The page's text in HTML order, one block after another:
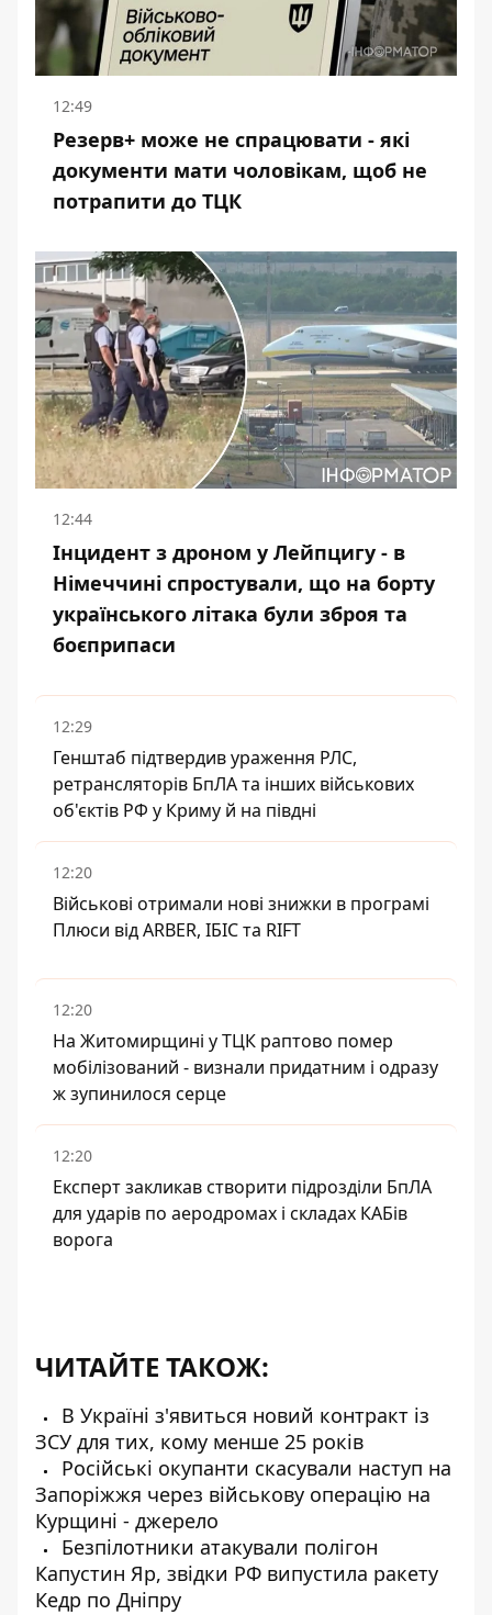
12:49
Резерв+ може не спрацювати - які
документи мати чоловікам, щоб не
потрапити до ТЦК
12:44
Інцидент з дроном у Лейпцигу - в
Німеччині спростували, що на борту
українського літака були зброя та
боєприпаси
12:29
Генштаб підтвердив ураження РЛС,
ретрансляторів БпЛА та інших військових
об'єктів РФ у Криму й на півдні
12:20
Військові отримали нові знижки в програмі
Плюси від ARBER, ІБІС та RIFT
12:20
На Житомирщині у ТЦК раптово помер
мобілізований - визнали придатним і одразу
ж зупинилося серце
12:20
Експерт закликав створити підрозділи БпЛА
для ударів по аеродромах і складах КАБів
ворога
ЧИТАЙТЕ ТАКОЖ:
В Україні з'явиться новий контракт із
ЗСУ для тих, кому менше 25 років
Російські окупанти скасували наступ на
Запоріжжя через військову операцію на
Курщині - джерело
Безпілотники атакували полігон
Капустин Яр, звідки РФ випустила ракету
Кедр по Дніпру